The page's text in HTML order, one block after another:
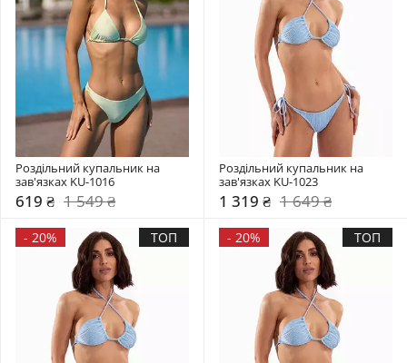
Роздільний купальник на
зав'язках KU-1016
619 ₴ 1 549 ₴
Роздільний купальник на
зав'язках KU-1023
1 319 ₴ 1 649 ₴
- 20% ТОП - 20% ТОП